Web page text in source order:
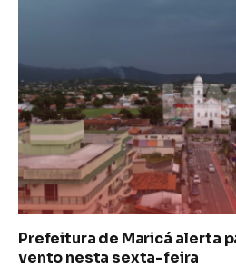
Prefeitura de Maricá alerta
vento nesta sexta-feira